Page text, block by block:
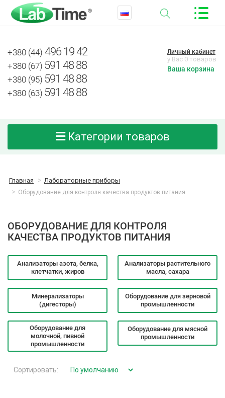
+380 (44) 496 19 42
+380 (67) 591 48 88
+380 (95) 591 48 88
+380 (63) 591 48 88
Личный кабинет
у Вас 0 товаров
Ваша корзина
Категории товаров
Главная Лабораторные приборы
Оборудование для контроля качества продуктов питания
ОБОРУДОВАНИЕ ДЛЯ КОНТРОЛЯ
КАЧЕСТВА ПРОДУКТОВ ПИТАНИЯ
Анализаторы азота, белка,
клетчатки, жиров
Анализаторы растительного
масла, сахара
Минерализаторы
(дигесторы)
Оборудование для зерновой
промышленности
Оборудование для
молочной, пивной
промышленности
Оборудование для мясной
промышленности
Сортировать: